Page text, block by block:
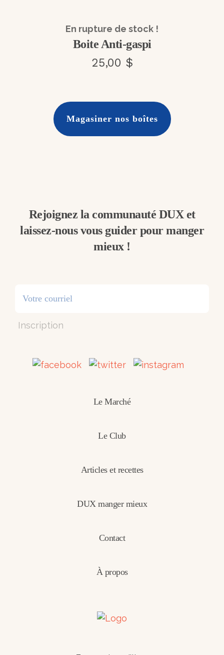
En rupture de stock !
Boite Anti-gaspi
25,00 $
Magasiner nos boîtes
Rejoignez la communauté DUX et
laissez-nous vous guider pour manger
mieux !
Inscription
Le Marché
Le Club
Articles et recettes
DUX manger mieux
Contact
À propos